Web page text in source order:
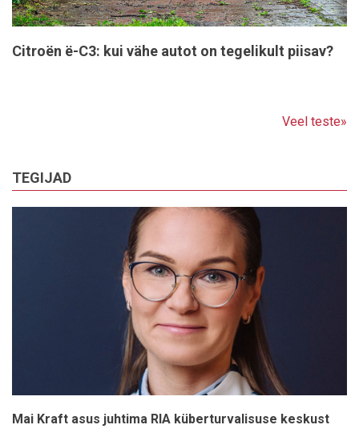
Citroën ë-C3: kui vähe autot on tegelikult piisav?
Veel teste»
TEGIJAD
Mai Kraft asus juhtima RIA küberturvalisuse keskust